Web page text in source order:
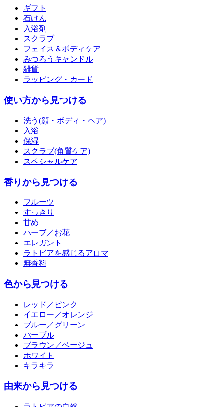
ギフト
石けん
入浴剤
スクラブ
フェイス＆ボディケア
みつろうキャンドル
雑貨
ラッピング・カード
使い方から見つける
洗う(顔・ボディ・ヘア)
入浴
保湿
スクラブ(角質ケア)
スペシャルケア
香りから見つける
フルーツ
すっきり
甘め
ハーブ／お花
エレガント
ラトビアを感じるアロマ
無香料
色から見つける
レッド／ピンク
イエロー／オレンジ
ブルー／グリーン
パープル
ブラウン／ベージュ
ホワイト
キラキラ
由来から見つける